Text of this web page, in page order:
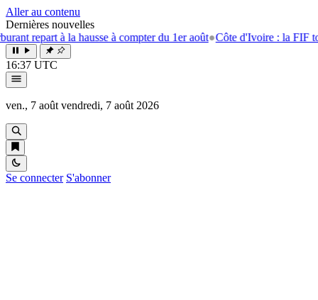
Aller au contenu
Dernières nouvelles
à la hausse à compter du 1er août●Côte d'Ivoire : la FIF tourne
16:37 UTC
ven., 7 août vendredi, 7 août 2026
Se connecter S'abonner